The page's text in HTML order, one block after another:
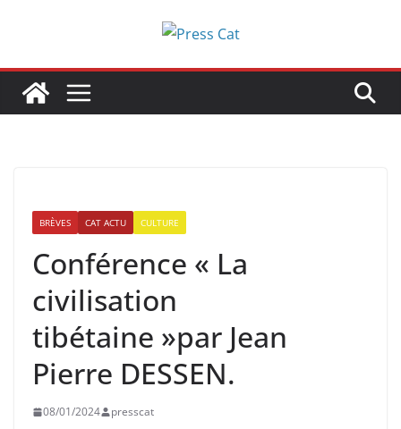
BRÈVES CAT ACTU CULTURE
Conférence « La
civilisation
tibétaine »par Jean
Pierre DESSEN.
08/01/2024 presscat